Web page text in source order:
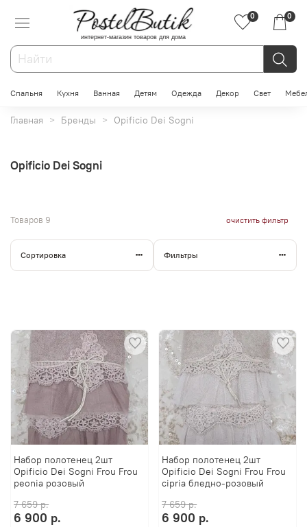
интернет-магазин товаров для дома
0 0
Спальня Кухня Ванная Детям Одежда Декор Свет
Главная Бренды Opificio Dei Sogni
Opificio Dei Sogni
Товаров 9 очистить фильтр
Сортировка Фильтры
Набор полотенец 2шт
Opificio Dei Sogni Frou Frou
peonia розовый
7 659 р.
6 900 р.
Набор полотенец 2шт
Opificio Dei Sogni Frou Frou
cipria бледно-розовый
7 659 р.
6 900 р.